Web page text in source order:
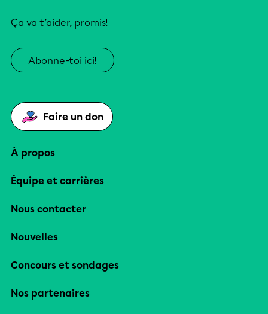
Ça va t’aider, promis!
Abonne-toi ici!
Faire un don
À propos
Équipe et carrières
Nous contacter
Nouvelles
Concours et sondages
Nos partenaires